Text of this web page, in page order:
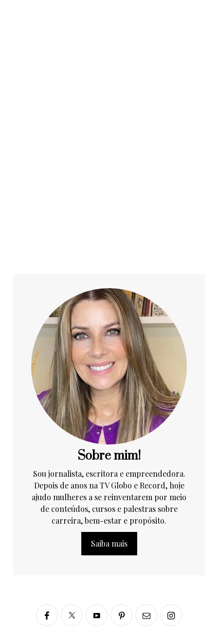
Sobre mim!
Sou jornalista, escritora e empreendedora.
Depois de anos na TV Globo e Record, hoje
ajudo mulheres a se reinventarem por meio
de conteúdos, cursos e palestras sobre
carreira, bem-estar e propósito.
Saiba mais